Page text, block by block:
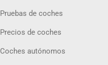
Pruebas de coches
Precios de coches
Coches autónomos